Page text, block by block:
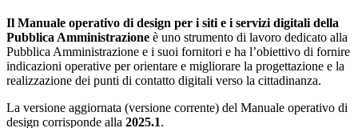
Il Manuale operativo di design per i siti e i servizi digitali della
Pubblica Amministrazione è uno strumento di lavoro dedicato alla
Pubblica Amministrazione e i suoi fornitori e ha l’obiettivo di fornire
indicazioni operative per orientare e migliorare la progettazione e la
realizzazione dei punti di contatto digitali verso la cittadinanza.
La versione aggiornata (versione corrente) del Manuale operativo di
design corrisponde alla 2025.1.